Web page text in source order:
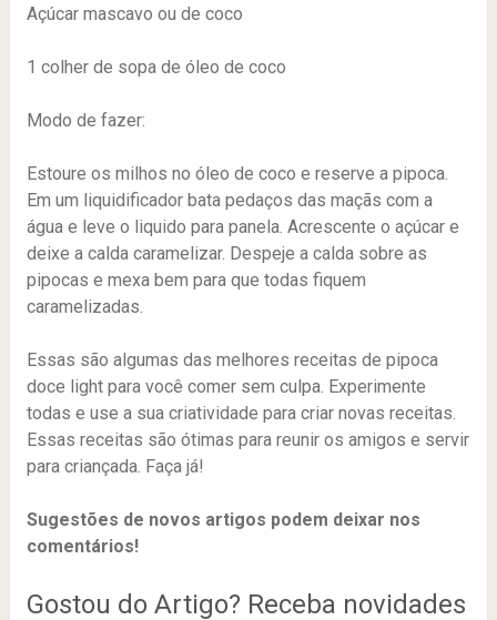
Açúcar mascavo ou de coco
1 colher de sopa de óleo de coco
Modo de fazer:
Estoure os milhos no óleo de coco e reserve a pipoca.
Em um liquidificador bata pedaços das maçãs com a
água e leve o liquido para panela. Acrescente o açúcar e
deixe a calda caramelizar. Despeje a calda sobre as
pipocas e mexa bem para que todas fiquem
caramelizadas.
Essas são algumas das melhores receitas de pipoca
doce light para você comer sem culpa. Experimente
todas e use a sua criatividade para criar novas receitas.
Essas receitas são ótimas para reunir os amigos e servir
para criançada. Faça já!
Sugestões de novos artigos podem deixar nos
comentários!
Gostou do Artigo? Receba novidades